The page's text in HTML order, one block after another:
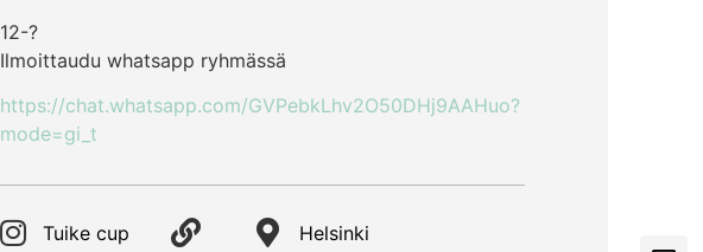
12-?
Ilmoittaudu whatsapp ryhmässä
https://chat.whatsapp.com/GVPebkLhv2O50DHj9AAHuo?
mode=gi_t
Tuike cup Helsinki